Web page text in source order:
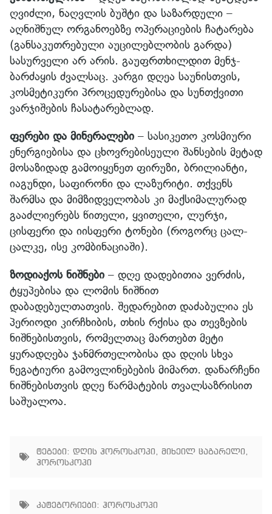
ღვიძლი, ნაღვლის ბუშტი და საზარდული –
აღნიშნულ ორგანოებზე ოპერაციების ჩატარება
(განსაკუთრებული აუცილებლობის გარდა)
სასურველი არ არის. გაუფრთხილდით მენჯ-
ბარძაყის ძვალსაც. კარგი დღეა საუნისთვის,
კოსმეტიკური პროცედურებისა და სუნთქვითი
ვარჯიშების ჩასატარებლად.
ფერები და მინერალები – სასიკეთო კოსმიური
ენერგიებისა და ცხოვრებისეული შანსების მეტად
მოსაზიდად გამოიყენეთ ფირუზი, ბრილიანტი,
იაგუნდი, საფირონი და ლაზურიტი. თქვენს
შარმსა და მიმზიდველობას კი მაქსიმალურად
გააძლიერებს წითელი, ყვითელი, ლურჯი,
ცისფერი და იისფერი ტონები (როგორც ცალ-
ცალკე, ისე კომბინაციაში).
ზოდიაქოს ნიშნები – დღე დადებითია ვერძის,
ტყუპებისა და ლომის ნიშნით
დაბადებულთათვის. შედარებით დაძაბულია ეს
პერიოდი კირჩხიბის, თხის რქისა და თევზების
ნიშნებისთვის, რომელთაც მართებთ მეტი
ყურადღება ჯანმრთელობისა და დღის სხვა
ნეგატიური გამოვლინებების მიმართ. დანარჩენი
ნიშნებისთვის დღე წარმატების თვალსაზრისით
საშუალოა.
ტეგები: დღის ჰოროსკოპი, მიხეილ ცაგარელი,
ჰოროსკოპი
კატეგორიები: ჰოროსკოპი